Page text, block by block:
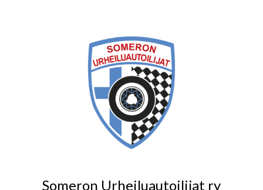
Someron Urheiluautoilijat ry